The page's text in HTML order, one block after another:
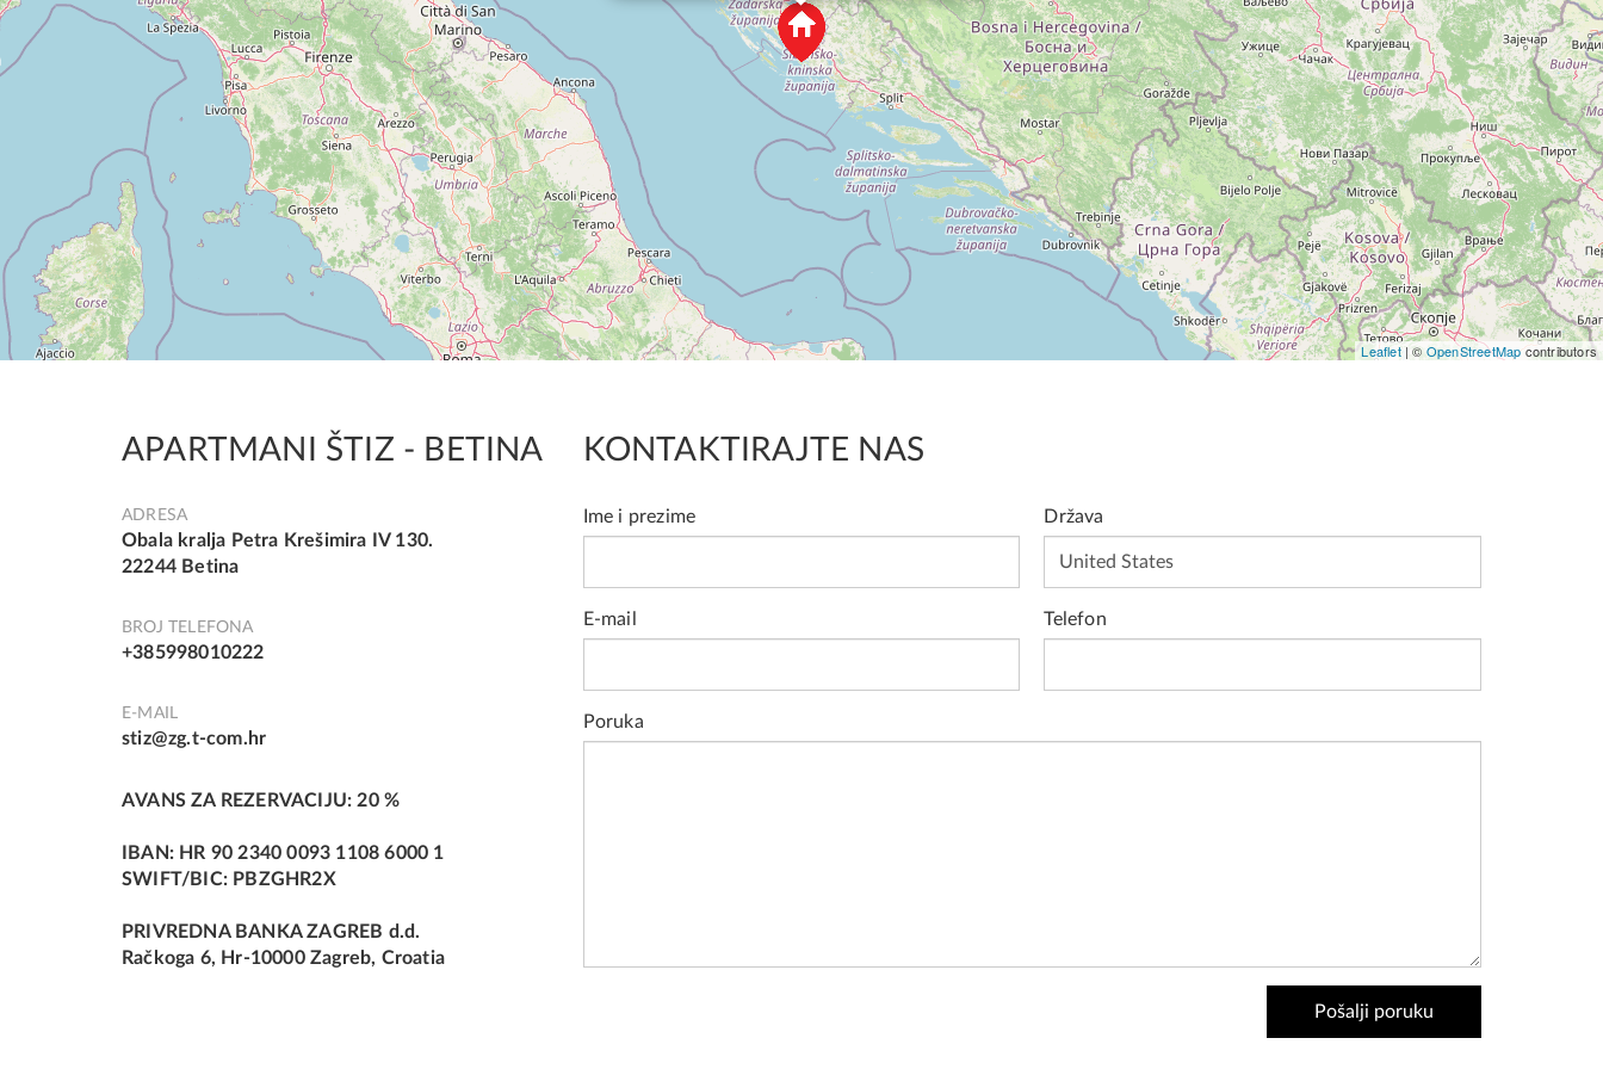
Leaflet| © OpenStreetMap contributors
APARTMANI ŠTIZ - BETINA
ADRESA
Obala kralja Petra Krešimira IV 130.
22244 Betina
BROJ TELEFONA
+385998010222
E-MAIL
stiz@zg.t-com.hr
AVANS ZA REZERVACIJU: 20 %
IBAN: HR 90 2340 0093 1108 6000 1
SWIFT/BIC: PBZGHR2X
PRIVREDNA BANKA ZAGREB d.d.
Račkoga 6, Hr-10000 Zagreb, Croatia
KONTAKTIRAJTE NAS
Ime i prezime Država
E-mail Telefon
Poruka
Pošalji poruku